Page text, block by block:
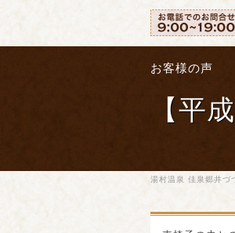
お客様の声
【平
湯村温泉 佳泉郷井づ